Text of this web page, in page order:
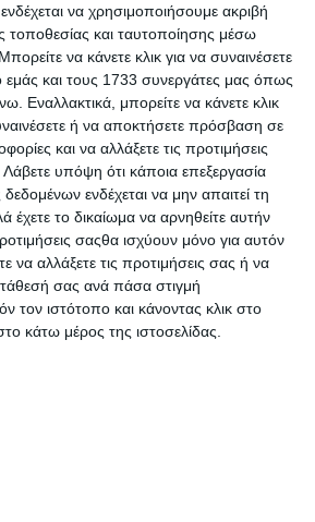
να χρησιμοποιήσουμε ακριβή
τοποθεσίας και ταυτοποίησης μέσω
να κάνετε κλικ για να συναινέσετε
εμάς και τους 1733 συνεργάτες μας όπως
Εναλλακτικά, μπορείτε να κάνετε κλικ
ή να αποκτήσετε πρόσβαση σε
και να αλλάξετε τις προτιμήσεις
Λάβετε υπόψη ότι κάποια επεξεργασία
ενδέχεται να μην απαιτεί τη
το δικαίωμα να αρνηθείτε αυτήν
σαςθα ισχύουν μόνο για αυτόν
να αλλάξετε τις προτιμήσεις σας ή να
σας ανά πάσα στιγμή
τον ιστότοπο και κάνοντας κλικ στο
κάτω μέρος της ιστοσελίδας.
τακτικά το αυτοκίνητό
αξιόπιστο, ασφαλέστερο στην
πιθανό να χρειαστεί ακριβές
παραμελούν τη βασική
τους, σκεπτόμενοι το
ακόμα, δεν υπάρχει
«Δεν έχω τον χρόνο …
τα αυτοκίνητα.
είναι φθηνότερη από τις
που προκαλούνται από
σέρβις του αυτοκινήτου